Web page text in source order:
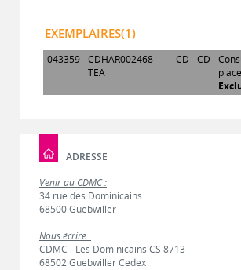
EXEMPLAIRES(1)
043359 CDHAR002468-
TEA
CD CD
place
ADRESSE
Venir au CDMC :
34 rue des Dominicains
68500 Guebwiller
Nous écrire :
CDMC - Les Dominicains CS 8713
68502 Guebwiller Cedex